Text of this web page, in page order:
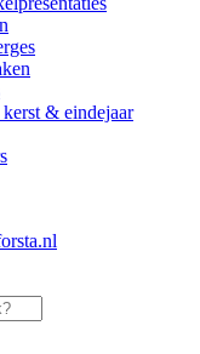
kerst & eindejaar